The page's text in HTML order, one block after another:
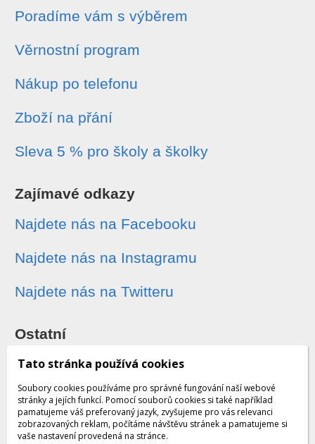
Poradíme vám s výběrem
Věrnostní program
Nákup po telefonu
Zboží na přání
Sleva 5 % pro školy a školky
Zajímavé odkazy
Najdete nás na Facebooku
Najdete nás na Instagramu
Najdete nás na Twitteru
Ostatní
Sledování zásilek
Dárkové poukazy
Obchodní podmínky - archiv
Tato stránka používá cookies
Soubory cookies používáme pro správné fungování naší webové
stránky a jejích funkcí. Pomocí souborů cookies si také například
pamatujeme váš preferovaný jazyk, zvyšujeme pro vás relevanci
zobrazovaných reklam, počítáme návštěvu stránek a pamatujeme si
vaše nastavení provedená na stránce.